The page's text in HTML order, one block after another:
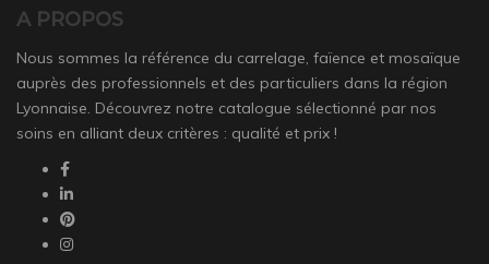
A PROPOS
Nous sommes la référence du carrelage, faïence et mosaïque
auprès des professionnels et des particuliers dans la région
Lyonnaise. Découvrez notre catalogue sélectionné par nos
soins en alliant deux critères : qualité et prix !